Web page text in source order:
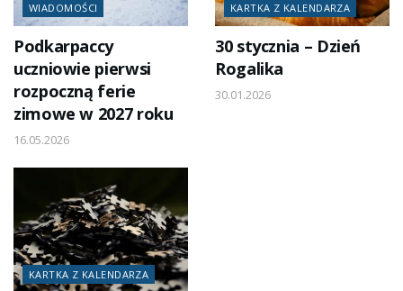
WIADOMOŚCI
Podkarpaccy
uczniowie pierwsi
rozpoczną ferie
zimowe w 2027 roku
16.05.2026
KARTKA Z KALENDARZA
30 stycznia – Dzień
Rogalika
30.01.2026
KARTKA Z KALENDARZA